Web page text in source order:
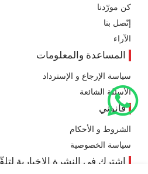
كن مورّدنا
إتّصل بنا
الآراء
المساعدة والمعلومات
سياسة الإرجاع و الإسترداد
الأسئلة الشائعة
قانوني
الشروط و الأحكام
سياسة الخصوصية
اشترك في النشرة الإخبارية